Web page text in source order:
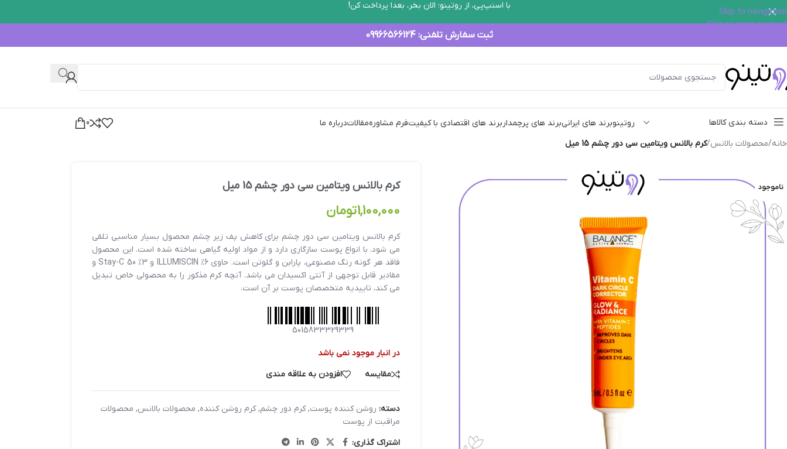
Skip to navigation
Skip to main content
با اسنپ‌پی، از روتینو؛ الان بخر، بعدا پرداخت کن!
ثبت سفارش تلفنی: 09966566124
دسته بندی کالاها روتینوبرند های ایرانیبرند های پرچمدار برند های اقتصادی با کیفیتفرم مشاورهمقالاتدرباره ما
0
خانه/محصولات بالانس/کرم بالانس ویتامین سی دور چشم 15 میل
ناموجود کرم بالانس ویتامین سی دور چشم 15 میل
1,100,000تومان
کرم بالانس ویتامین سی دور چشم برای کاهش پف زیر چشم محصول بسیار مناسبی تلقی
می شود. با انواع پوست سازگاری دارد و از مواد اولیه گیاهی ساخته شده است. این محصول
فاقد هر گونه رنگ مصنوعی، پارابن و گلوتن است. حاوی 6% ILLUMISCIN و 3% Stay-C 50 و
مقادیر قابل توجهی از آنتی اکسیدان می باشد. آنچه کرم مذکور را به محصولی خاص تبدیل
می کند، تاییدیه متخصصان پوست بر آن است.
5015833329339
در انبار موجود نمی باشد
مقایسه
افزودن به علاقه مندی
دسته: روشن کننده پوست, کرم دور چشم, کرم روشن کننده, محصولات بالانس, محصولات
مراقبت از پوست
اشتراک گذاری: